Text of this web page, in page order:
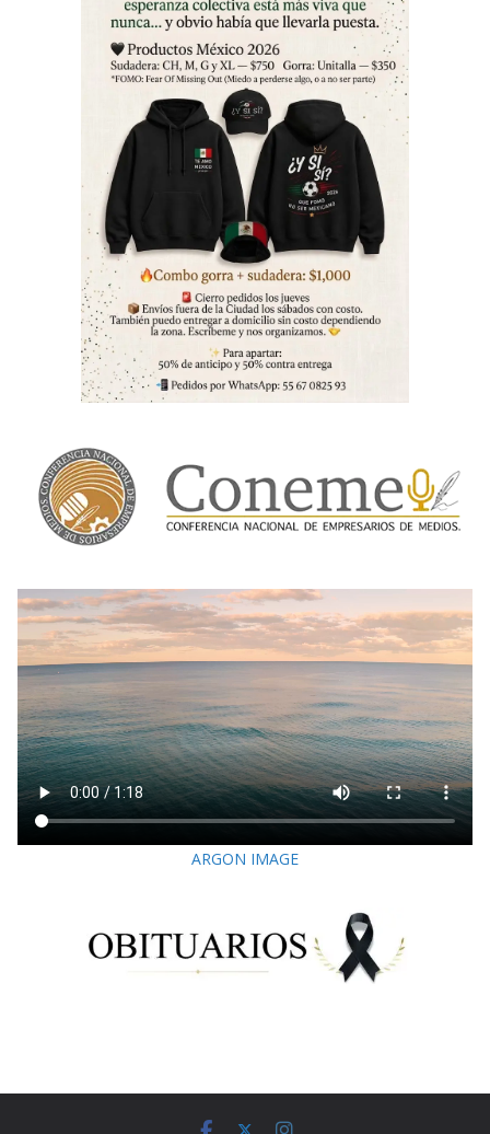
ARGON IMAGE